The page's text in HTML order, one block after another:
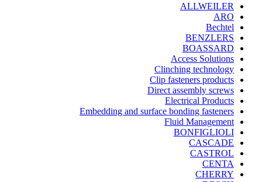
ALLWEILER
ARO
Bechtel
BENZLERS
BOASSARD
Access Solutions
Clinching technology
Clip fasteners products
Direct assembly screws
Electrical Products
Embedding and surface bonding fasteners
Fluid Management
BONFIGLIOLI
CASCADE
CASTROL
CENTA
CHERRY